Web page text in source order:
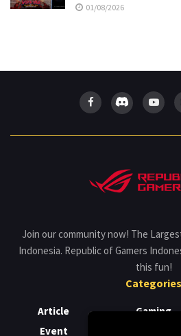
01/08/2026
Join our community now! The
Indonesia. Republic of Gamers
this fun!
Categories
Article
Event
Gaming